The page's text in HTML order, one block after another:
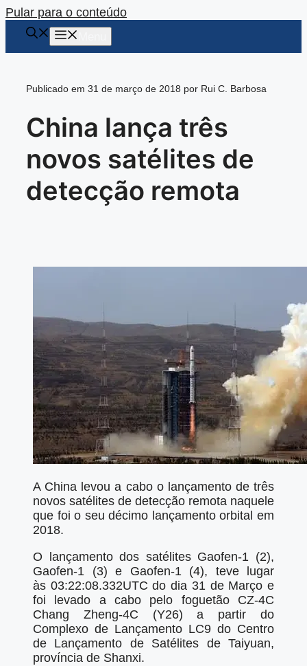
Pular para o conteúdo
Publicado em 31 de março de 2018 por Rui C. Barbosa
China lança três
novos satélites de
detecção remota
A China levou a cabo o lançamento de três
novos satélites de detecção remota naquele
que foi o seu décimo lançamento orbital em
2018.
O lançamento dos satélites Gaofen-1 (2),
Gaofen-1 (3) e Gaofen-1 (4), teve lugar
às 03:22:08.332UTC do dia 31 de Março e
foi levado a cabo pelo foguetão CZ-4C
Chang Zheng-4C (Y26) a partir do
Complexo de Lançamento LC9 do Centro
de Lançamento de Satélites de Taiyuan,
província de Shanxi.